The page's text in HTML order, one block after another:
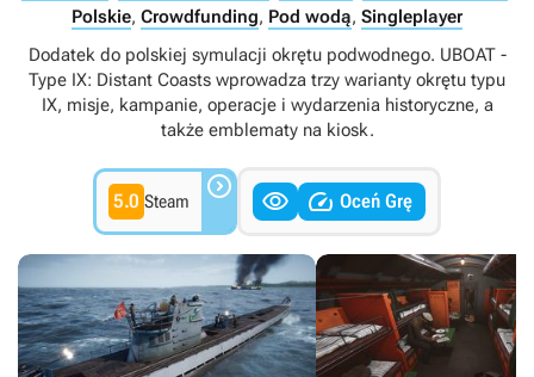
Polskie, Crowdfunding, Pod wodą, Singleplayer
Dodatek do polskiej symulacji okrętu podwodnego. UBOAT -
Type IX: Distant Coasts wprowadza trzy warianty okrętu typu
IX, misje, kampanie, operacje i wydarzenia historyczne, a
także emblematy na kiosk.
5.0 Steam    Oceń Grę